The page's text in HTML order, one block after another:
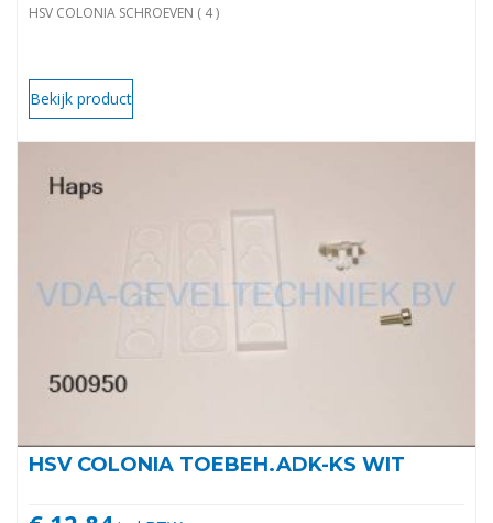
HSV COLONIA SCHROEVEN ( 4 )
Bekijk product
HSV COLONIA TOEBEH.ADK-KS WIT